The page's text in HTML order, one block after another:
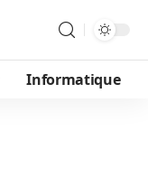
Informatique